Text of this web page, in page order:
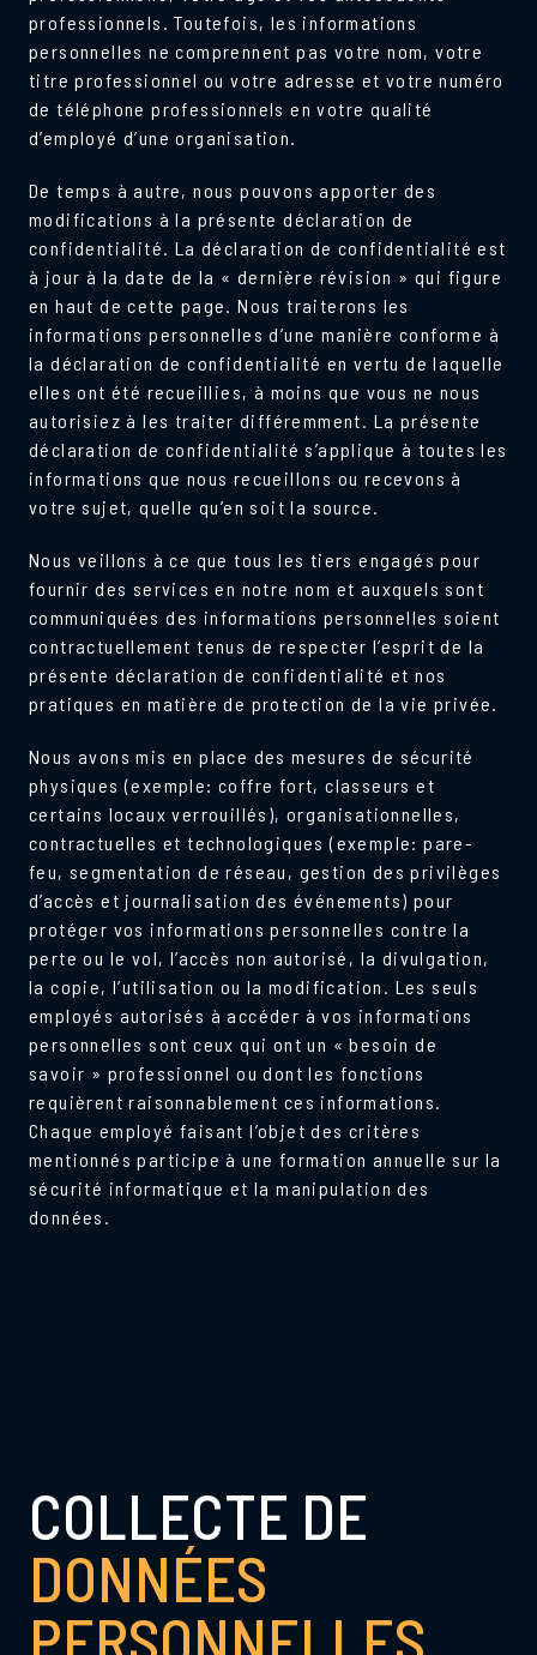
professionnels. Toutefois, les informations
personnelles ne comprennent pas votre nom, votre
titre professionnel ou votre adresse et votre numéro
de téléphone professionnels en votre qualité
d’employé d’une organisation.
De temps à autre, nous pouvons apporter des
modifications à la présente déclaration de
confidentialité. La déclaration de confidentialité est
à jour à la date de la « dernière révision » qui figure
en haut de cette page. Nous traiterons les
informations personnelles d’une manière conforme à
la déclaration de confidentialité en vertu de laquelle
elles ont été recueillies, à moins que vous ne nous
autorisiez à les traiter différemment. La présente
déclaration de confidentialité s’applique à toutes les
informations que nous recueillons ou recevons à
votre sujet, quelle qu’en soit la source.
Nous veillons à ce que tous les tiers engagés pour
fournir des services en notre nom et auxquels sont
communiquées des informations personnelles soient
contractuellement tenus de respecter l’esprit de la
présente déclaration de confidentialité et nos
pratiques en matière de protection de la vie privée.
Nous avons mis en place des mesures de sécurité
physiques (exemple: coffre fort, classeurs et
certains locaux verrouillés), organisationnelles,
contractuelles et technologiques (exemple: pare-
feu, segmentation de réseau, gestion des privilèges
d’accès et journalisation des événements) pour
protéger vos informations personnelles contre la
perte ou le vol, l’accès non autorisé, la divulgation,
la copie, l’utilisation ou la modification. Les seuls
employés autorisés à accéder à vos informations
personnelles sont ceux qui ont un « besoin de
savoir » professionnel ou dont les fonctions
requièrent raisonnablement ces informations.
Chaque employé faisant l’objet des critères
mentionnés participe à une formation annuelle sur la
sécurité informatique et la manipulation des
données.
COLLECTE DE
DONNÉES
PERSONNELLES